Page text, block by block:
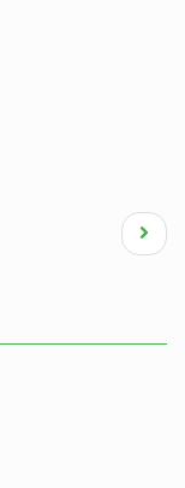
Next
page